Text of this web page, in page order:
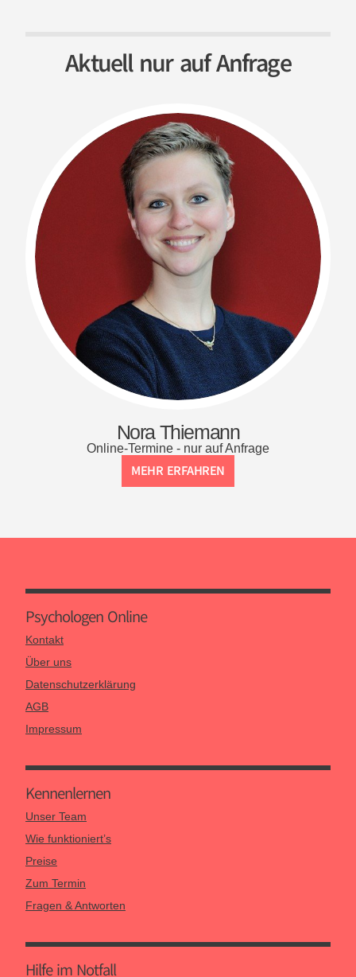
Aktuell nur auf Anfrage
Nora Thiemann
Online-Termine - nur auf Anfrage
MEHR ERFAHREN
Psychologen Online
Kontakt
Über uns
Datenschutzerklärung
AGB
Impressum
Kennen­lernen
Unser Team
Wie funktioniert’s
Preise
Zum Termin
Fragen & Antworten
Hilfe im Notfall